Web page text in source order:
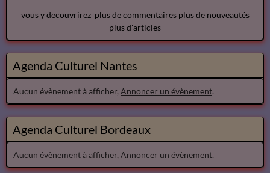
vous y decouvrirez plus de commentaires plus de nouveautés
plus d'articles
Agenda Culturel Nantes
Aucun évènement à afficher, Annoncer un évènement.
Agenda Culturel Bordeaux
Aucun évènement à afficher, Annoncer un évènement.